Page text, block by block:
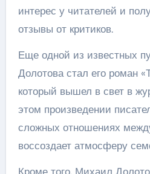
интерес у читателей и
отзывы от критиков.
Еще одной из известных
Долотова стал его роман
который вышел в свет в
этом произведении
сложных отношениях
воссоздает атмосферу